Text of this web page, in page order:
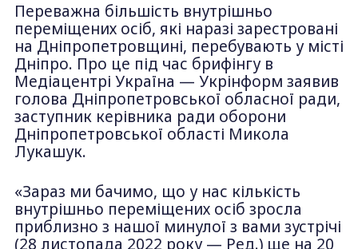
Переважна більшість внутрішньо
переміщених осіб, які наразі зарестровані
на Дніпропетровщині, перебувають у місті
Дніпро. Про це під час брифінгу в
Медіацентрі Україна — Укрінформ заявив
голова Дніпропетровської обласної ради,
заступник керівника ради оборони
Дніпропетровської області Микола
Лукашук.
«Зараз ми бачимо, що у нас кількість
внутрішньо переміщених осіб зросла
приблизно з нашої минулої з вами зустрічі
(28 листопада 2022 року — Ред.) ще на 20